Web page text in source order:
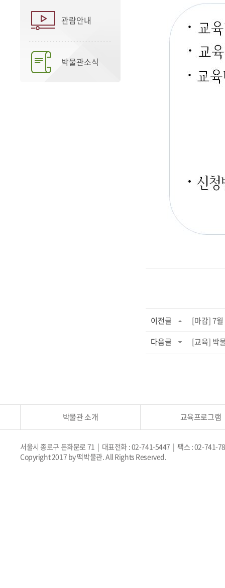
관람안내
박물관소식
이전글
[마감] 7
다음글
[교육] 박
박물관 소개 교육프로그램
서울시 종로구 돈화문로 71 | 대표전화 : 02-741-5447 | 팩스 : 02-741-
Copyright 2017 by 떡박물관. All Rights Reserved.